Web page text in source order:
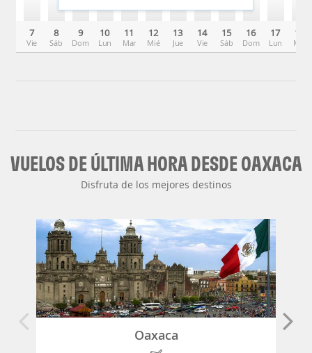
7
Vie
8
Sáb
9
Dom
10
Lun
11
Mar
12
Mié
13
Jue
14
Vie
15
Sáb
16
Dom
17
Lun
18
Mar
VUELOS DE ÚLTIMA HORA DESDE OAXACA
Disfruta de los mejores destinos
Oaxaca